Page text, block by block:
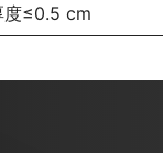
度≤0.5 cm